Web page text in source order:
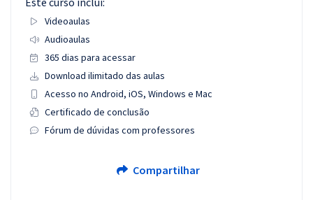
Videoaulas
Audioaulas
365 dias para acessar
Download ilimitado das aulas
Acesso no Android, iOS, Windows e Mac
Certificado de conclusão
Fórum de dúvidas com professores
Compartilhar